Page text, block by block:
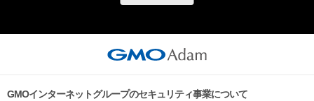
GMOインターネットグループのセキュリティ事業について